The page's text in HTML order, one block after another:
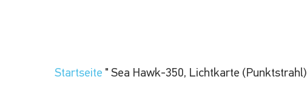
Startseite " Sea Hawk-350, Lichtkarte (Punktstrahl)